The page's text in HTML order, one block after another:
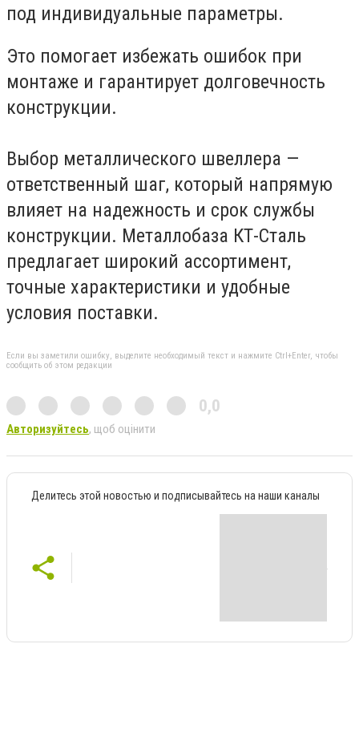
под индивидуальные параметры.
Это помогает избежать ошибок при
монтаже и гарантирует долговечность
конструкции.
Выбор металлического швеллера —
ответственный шаг, который напрямую
влияет на надежность и срок службы
конструкции. Металлобаза КТ-Сталь
предлагает широкий ассортимент,
точные характеристики и удобные
условия поставки.
Если вы заметили ошибку, выделите необходимый текст и нажмите Ctrl+Enter, чтобы
сообщить об этом редакции
0,0
Авторизуйтесь, щоб оцінити
Делитесь этой новостью и подписывайтесь на наши каналы